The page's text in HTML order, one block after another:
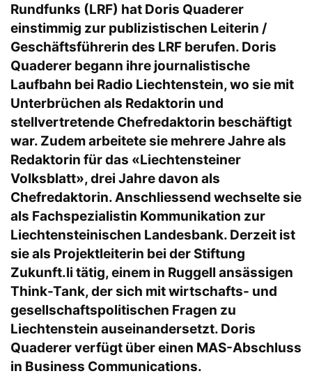
Rundfunks (LRF) hat Doris Quaderer
einstimmig zur publizistischen Leiterin /
Geschäftsführerin des LRF berufen. Doris
Quaderer begann ihre journalistische
Laufbahn bei Radio Liechtenstein, wo sie mit
Unterbrüchen als Redaktorin und
stellvertretende Chefredaktorin beschäftigt
war. Zudem arbeitete sie mehrere Jahre als
Redaktorin für das «Liechtensteiner
Volksblatt», drei Jahre davon als
Chefredaktorin. Anschliessend wechselte sie
als Fachspezialistin Kommunikation zur
Liechtensteinischen Landesbank. Derzeit ist
sie als Projektleiterin bei der Stiftung
Zukunft.li tätig, einem in Ruggell ansässigen
Think-Tank, der sich mit wirtschafts- und
gesellschaftspolitischen Fragen zu
Liechtenstein auseinandersetzt. Doris
Quaderer verfügt über einen MAS-Abschluss
in Business Communications.